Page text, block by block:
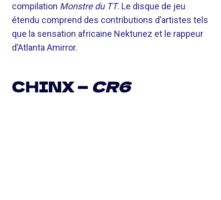
compilation Monstre du TT. Le disque de jeu
étendu comprend des contributions d’artistes tels
que la sensation africaine Nektunez et le rappeur
d’Atlanta Amirror.
CHINX — CR6